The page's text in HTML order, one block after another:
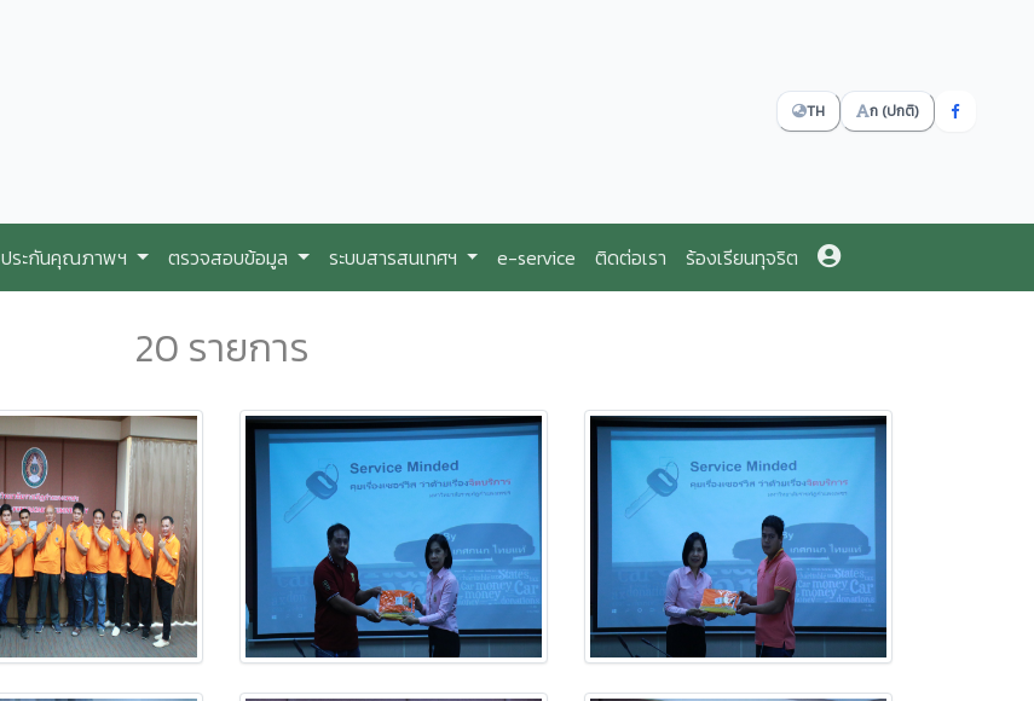
TH ก (ปกติ)
ประกันคุณภาพฯ ตรวจสอบข้อมูล ระบบสารสนเทศฯ e-service ติดต่อเรา ร้องเรียนทุจริต
20 รายการ